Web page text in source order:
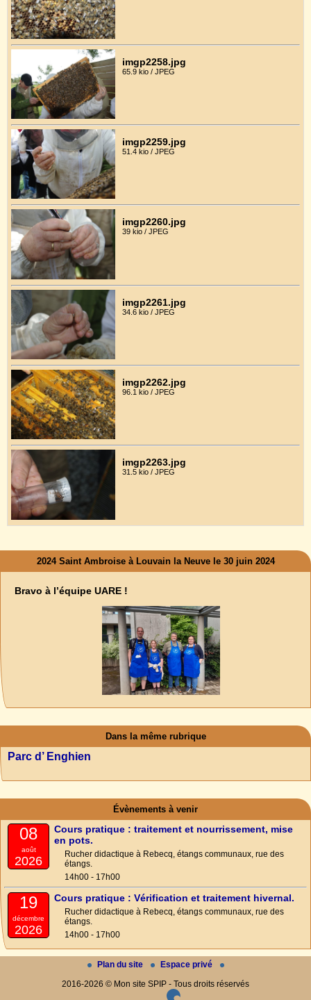
imgp2258.jpg
65.9 kio / JPEG
imgp2259.jpg
51.4 kio / JPEG
imgp2260.jpg
39 kio / JPEG
imgp2261.jpg
34.6 kio / JPEG
imgp2262.jpg
96.1 kio / JPEG
imgp2263.jpg
31.5 kio / JPEG
2024 Saint Ambroise à Louvain la Neuve le 30 juin 2024
Bravo à l’équipe UARE !
Dans la même rubrique
Parc d’ Enghien
Évènements à venir
08
août
2026
Cours pratique : traitement et nourrissement, mise
en pots.
Rucher didactique à Rebecq, étangs communaux, rue des
étangs.
14h00 - 17h00
19
décembre
2026
Cours pratique : Vérification et traitement hivernal.
Rucher didactique à Rebecq, étangs communaux, rue des
étangs.
14h00 - 17h00
Plan du site
Espace privé
2016-2026 © Mon site SPIP - Tous droits réservés